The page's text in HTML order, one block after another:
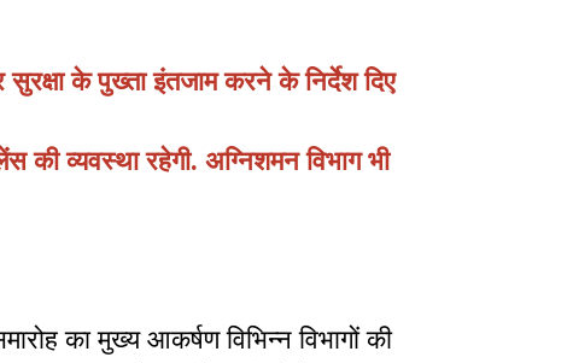
के पुख्ता इंतजाम करने के निर्देश दिए
व्यवस्था रहेगी. अग्निशमन विभाग भी
का मुख्य आकर्षण विभिन्न विभागों की